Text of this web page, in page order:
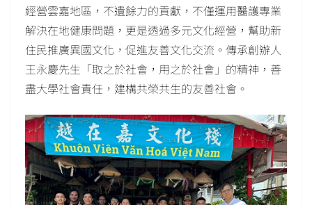
經營雲嘉地區，不遺餘力的貢獻，不僅運用醫護專業
解決在地健康問題，更是透過多元文化經營，幫助新
住民推廣異國文化，促進友善文化交流。傳承創辦人
王永慶先生「取之於社會，用之於社會」的精神，善
盡大學社會責任，建構共榮共生的友善社會。